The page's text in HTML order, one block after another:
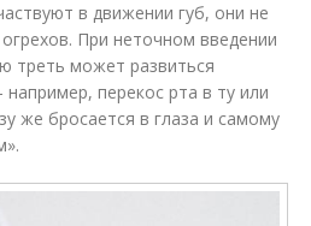
в движении губ, они не
При неточном введении
треть может развиться
перекос рта в ту или
же бросается в глаза и самому